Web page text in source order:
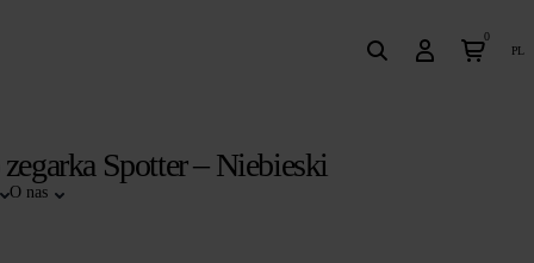
O nas
0
pl
Spotter – Niebieski